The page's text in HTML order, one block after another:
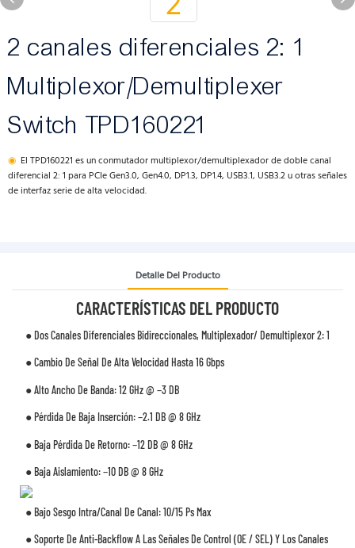
2 canales diferenciales 2: 1
Multiplexor/Demultiplexer
Switch TPD160221
◉ El TPD160221 es un conmutador multiplexor/demultiplexador de doble canal
diferencial 2: 1 para PCIe Gen3.0, Gen4.0, DP1.3, DP1.4, USB3.1, USB3.2 u otras señales
de interfaz serie de alta velocidad.
Detalle Del Producto
CARACTERÍSTICAS DEL PRODUCTO
● Dos Canales Diferenciales Bidireccionales, Multiplexador/ Demultiplexor 2: 1
● Cambio De Señal De Alta Velocidad Hasta 16 Gbps
● Alto Ancho De Banda: 12 GHz @ −3 DB
● Pérdida De Baja Inserción: −2.1 DB @ 8 GHz
● Baja Pérdida De Retorno: −12 DB @ 8 GHz
● Baja Aislamiento: −10 DB @ 8 GHz
● Bajo Sesgo Intra/canal De Canal: 10/15 Ps Max
● Soporte De Anti-Backflow A Las Señales De Control (OE / SEL) Y Los Canales